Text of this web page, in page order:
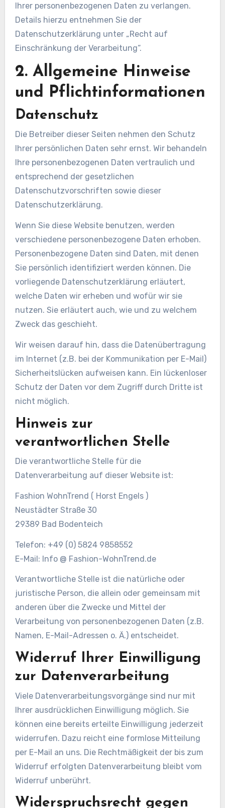
Ihrer personenbezogenen Daten zu verlangen.
Details hierzu entnehmen Sie der
Datenschutzerklärung unter „Recht auf
Einschränkung der Verarbeitung“.
2. Allgemeine Hinweise
und Pflichtinformationen
Datenschutz
Die Betreiber dieser Seiten nehmen den Schutz
Ihrer persönlichen Daten sehr ernst. Wir behandeln
Ihre personenbezogenen Daten vertraulich und
entsprechend der gesetzlichen
Datenschutzvorschriften sowie dieser
Datenschutzerklärung.
Wenn Sie diese Website benutzen, werden
verschiedene personenbezogene Daten erhoben.
Personenbezogene Daten sind Daten, mit denen
Sie persönlich identifiziert werden können. Die
vorliegende Datenschutzerklärung erläutert,
welche Daten wir erheben und wofür wir sie
nutzen. Sie erläutert auch, wie und zu welchem
Zweck das geschieht.
Wir weisen darauf hin, dass die Datenübertragung
im Internet (z.B. bei der Kommunikation per E-Mail)
Sicherheitslücken aufweisen kann. Ein lückenloser
Schutz der Daten vor dem Zugriff durch Dritte ist
nicht möglich.
Hinweis zur
verantwortlichen Stelle
Die verantwortliche Stelle für die
Datenverarbeitung auf dieser Website ist:
Fashion WohnTrend ( Horst Engels )
Neustädter Straße 30
29389 Bad Bodenteich
Telefon: +49 (0) 5824 9858552
E-Mail: Info @ Fashion-WohnTrend.de
Verantwortliche Stelle ist die natürliche oder
juristische Person, die allein oder gemeinsam mit
anderen über die Zwecke und Mittel der
Verarbeitung von personenbezogenen Daten (z.B.
Namen, E-Mail-Adressen o. Ä.) entscheidet.
Widerruf Ihrer Einwilligung
zur Datenverarbeitung
Viele Datenverarbeitungsvorgänge sind nur mit
Ihrer ausdrücklichen Einwilligung möglich. Sie
können eine bereits erteilte Einwilligung jederzeit
widerrufen. Dazu reicht eine formlose Mitteilung
per E-Mail an uns. Die Rechtmäßigkeit der bis zum
Widerruf erfolgten Datenverarbeitung bleibt vom
Widerruf unberührt.
Widerspruchsrecht gegen